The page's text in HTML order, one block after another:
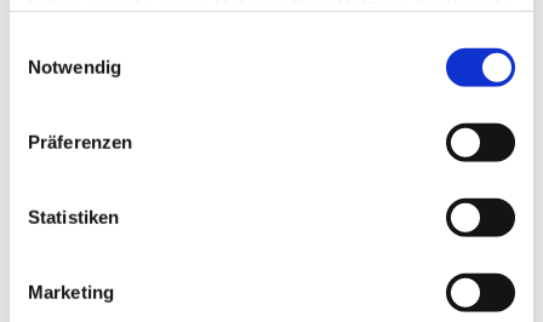
Notwendig
Präferenzen
Statistiken
Marketing